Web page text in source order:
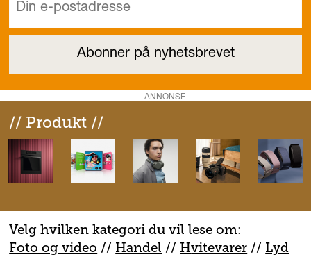
ANNONSE
// Produkt //
Velg hvilken kategori du vil lese om:
Foto og video // Handel // Hvitevarer // Lyd